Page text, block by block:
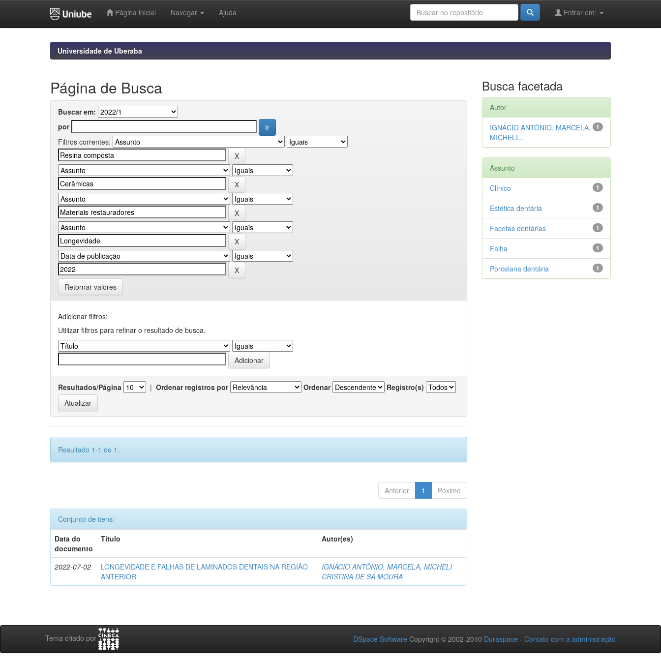
Página inicial Navegar Ajuda Entrar em:
Universidade de Uberaba
Página de Busca
Buscar em:
por
Filtros correntes:
Retornar valores
Adicionar filtros:
Utilizar filtros para refinar o resultado de busca.
Resultados/Página | Ordenar registros por Ordenar Registro(s)
Resultado 1-1 de 1.
Anterior 1 Póximo
Conjunto de itens:
Data do
documento
Título Autor(es)
2022-07-02
LONGEVIDADE E FALHAS DE LAMINADOS DENTAIS NA REGIÃO
ANTERIOR
IGNÁCIO ANTÔNIO, MARCELA, MICHELI
CRISTINA DE SÁ MOURA
Busca facetada
Autor
1
IGNÁCIO ANTÔNIO, MARCELA,
MICHELI...
Assunto
1
Clínico
1
Estética dentária
1
Facetas dentárias
1
Falha
1
Porcelana dentária
Tema criado por DSpace Software Copyright © 2002-2010 Duraspace - Contato com a administração